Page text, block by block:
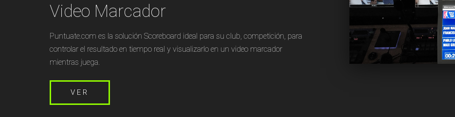
Video Marcador
Puntuate.com es la solución Scoreboard ideal para su club, competición, para
controlar el resultado en tiempo real y visualizarlo en un video marcador
mientras juega.
VER